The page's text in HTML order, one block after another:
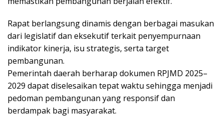
Rapat berlangsung dinamis dengan berbagai masukan
dari legislatif dan eksekutif terkait penyempurnaan
indikator kinerja, isu strategis, serta target
pembangunan.
Pemerintah daerah berharap dokumen RPJMD 2025–
2029 dapat diselesaikan tepat waktu sehingga menjadi
pedoman pembangunan yang responsif dan
berdampak bagi masyarakat.